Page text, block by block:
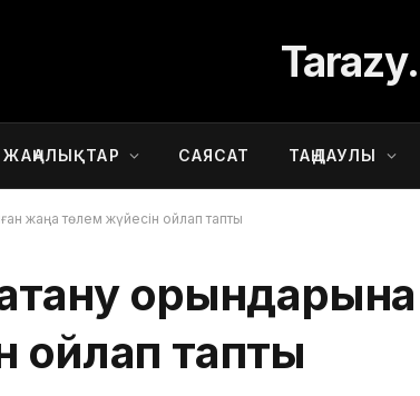
ЖАҢАЛЫҚТАР САЯСАТ ТАҢДАУЛЫ
жаңа төлем жүйесін ойлап тапты
ойлап тапты